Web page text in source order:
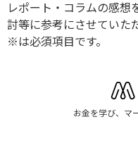
レポート・コラムの感想
討等に参考にさせていた
※は必須項目です。
お金を学び、マ